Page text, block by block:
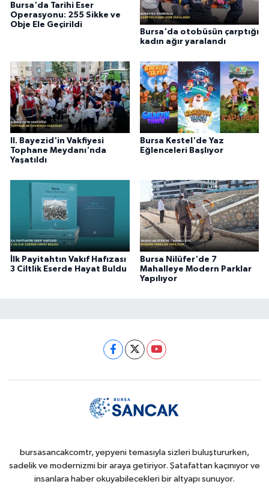
Bursa'da Tarihi Eser
Operasyonu: 255 Sikke ve
Obje Ele Geçirildi
Bursa'da otobüsün çarptığı
kadın ağır yaralandı
II. Bayezid'in Vakfiyesi
Tophane Meydanı'nda
Yaşatıldı
Bursa Kestel'de Yaz
Eğlenceleri Başlıyor
İlk Payitahtın Vakıf Hafızası
3 Ciltlik Eserde Hayat Buldu
Bursa Nilüfer'de 7
Mahalleye Modern Parklar
Yapılıyor
bursasancakcomtr, yepyeni temasıyla sizleri buluştururken,
sadelik ve modernizmi bir araya getiriyor. Şatafattan kaçınıyor ve
insanlara haber okuyabilecekleri bir altyapı sunuyor.